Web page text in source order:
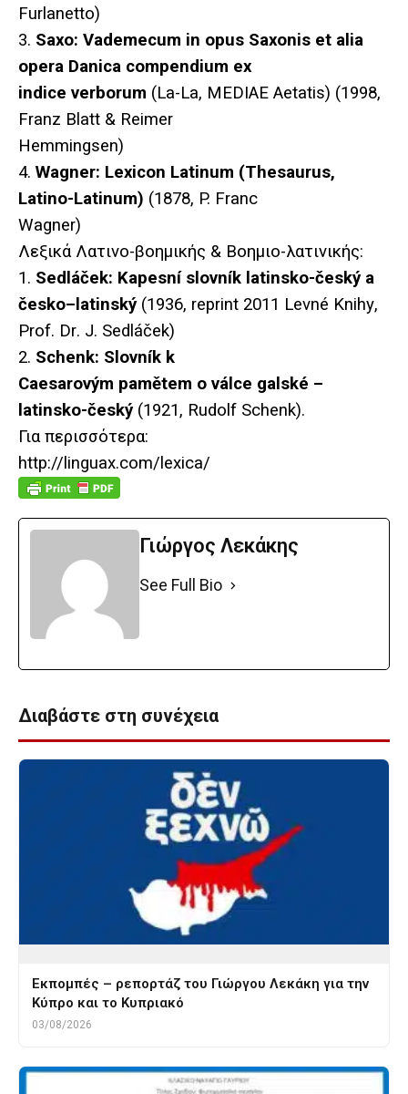
Furlanetto)
3. Saxo: Vademecum in opus Saxonis et alia
opera Danica compendium ex
indice verborum (La-La, MEDIAE Aetatis) (1998,
Franz Blatt & Reimer
Hemmingsen)
4. Wagner: Lexicon Latinum (Thesaurus,
Latino-Latinum) (1878, P. Franc
Wagner)
Λεξικά Λατινο-βοημικής & Βοημιο-λατινικής:
1. Sedl áček: Kapesní slovník latinsko-český a
česko– latinský(1936, reprint 2011 Levné Knihy,
Prof. Dr. J. Sedl áček)
2. Schenk: Slovník k
Caesarovým pamětem o válce galské –
latinsko-český(1921, Rudolf Schenk).
Για περισσότερα:
http://linguax.com/lexica/
Γιώργος Λεκάκης
See Full Bio
Διαβάστε στη συνέχεια
Εκπομπές – ρεπορτάζ του Γιώργου Λεκάκη για την
Κύπρο και το Κυπριακό
03/08/2026